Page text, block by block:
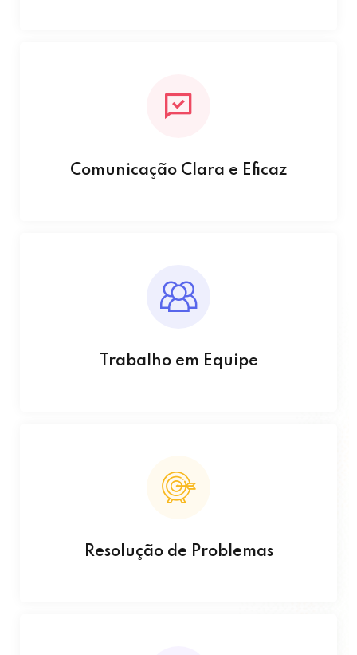
Comunicação Clara e Eficaz
Trabalho em Equipe
Resolução de Problemas